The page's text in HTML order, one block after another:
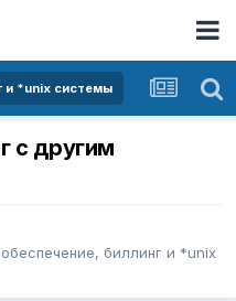
и *unix системы
с другим
биллинг и *unix